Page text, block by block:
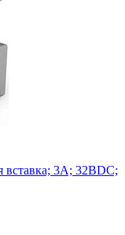
вставка; 3А; 32ВDC;